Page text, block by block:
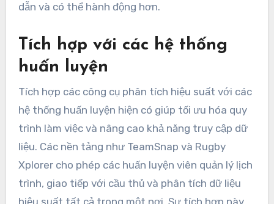
dẫn và có thể hành động hơn.
Tích hợp với các hệ thống
huấn luyện
Tích hợp các công cụ phân tích hiệu suất với các
hệ thống huấn luyện hiện có giúp tối ưu hóa quy
trình làm việc và nâng cao khả năng truy cập dữ
liệu. Các nền tảng như TeamSnap và Rugby
Xplorer cho phép các huấn luyện viên quản lý lịch
trình, giao tiếp với cầu thủ và phân tích dữ liệu
hiệu suất tất cả trong một nơi. Sự tích hợp này